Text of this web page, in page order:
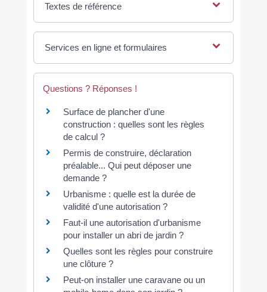
Textes de référence
Services en ligne et formulaires
Questions ? Réponses !
Surface de plancher d'une
construction : quelles sont les règles
de calcul ?
Permis de construire, déclaration
préalable... Qui peut déposer une
demande ?
Urbanisme : quelle est la durée de
validité d'une autorisation ?
Faut-il une autorisation d'urbanisme
pour installer un abri de jardin ?
Quelles sont les règles pour construire
une clôture ?
Peut-on installer une caravane ou un